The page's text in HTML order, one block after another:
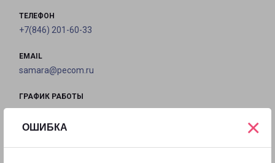
ОШИБКА ×
ТЕЛЕФОН
+7(846) 201-60-33
EMAIL
samara@pecom.ru
ГРАФИК РАБОТЫ
20:00
20:00
20:00
20:00